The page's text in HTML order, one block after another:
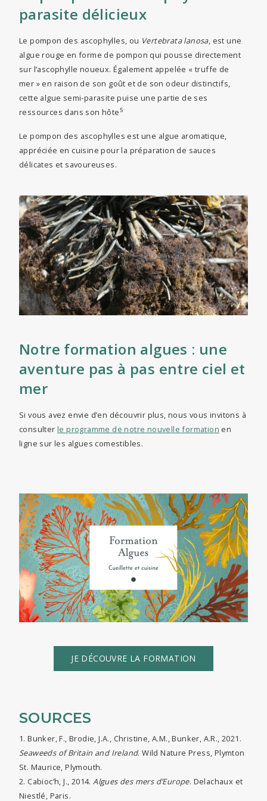
parasite délicieux
Le pompon des ascophylles, ou Vertebrata lanosa, est une
algue rouge en forme de pompon qui pousse directement
sur l’ascophylle noueux. Également appelée « truffe de
mer » en raison de son goût et de son odeur distinctifs,
cette algue semi-parasite puise une partie de ses
ressources dans son hôte5.
Le pompon des ascophylles est une algue aromatique,
appréciée en cuisine pour la préparation de sauces
délicates et savoureuses.
Notre formation algues : une
aventure pas à pas entre ciel et
mer
Si vous avez envie d’en découvrir plus, nous vous invitons à
consulterle programme de notre nouvelle formation en
ligne sur les algues comestibles.
JE DÉCOUVRE LA FORMATION
SOURCES
1. Bunker, F., Brodie, J.A., Christine, A.M., Bunker, A.R., 2021.
Seaweeds of Britain and Ireland. Wild Nature Press, Plymton
St. Maurice, Plymouth.
2. Cabioc’h, J., 2014.Algues des mers d’Europe. Delachaux et
Niestlé, Paris.